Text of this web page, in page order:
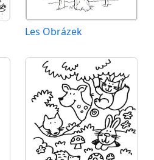
Les Obrázek